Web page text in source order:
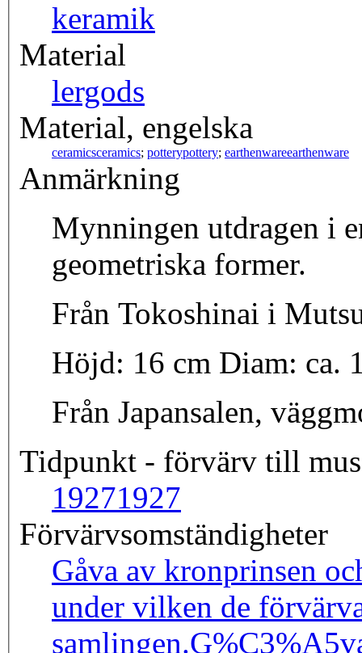
keramik
Material
lergods
Material, engelska
ceramicsceramics; potterypottery; earthenwareearthenware
Anmärkning
Mynningen utdragen i
geometriska former.
Från Tokoshinai i
Höjd: 16 cm Diam:
Från Japansalen,
Tidpunkt - förvärv till
19271927
Förvärvsomständigheter
Gåva av kronprinsen
under vilken de
samlingen.